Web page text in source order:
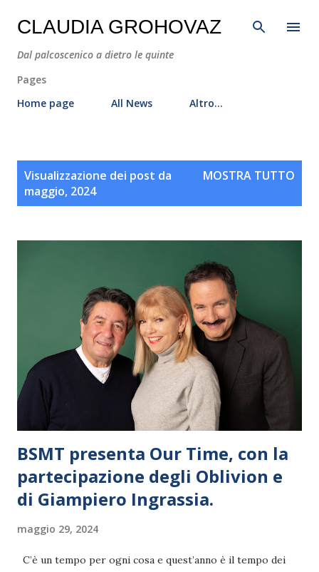
Passa ai contenuti principali
CLAUDIA GROHOVAZ
Dal palcoscenico a dietro le quinte
Pages
Home page
All News Altro…
Visualizzazione dei post da
maggio, 2024
MOSTRA TUTTO
BSMT presenta Our Time, con la
partecipazione degli Oblivion e
di Giampiero Ingrassia.
maggio 29, 2024
C’è un tempo per ogni cosa e quest’anno è il tempo dei